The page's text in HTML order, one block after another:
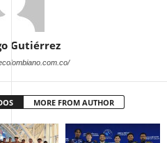
Gutiérrez
MORE FROM AUTHOR